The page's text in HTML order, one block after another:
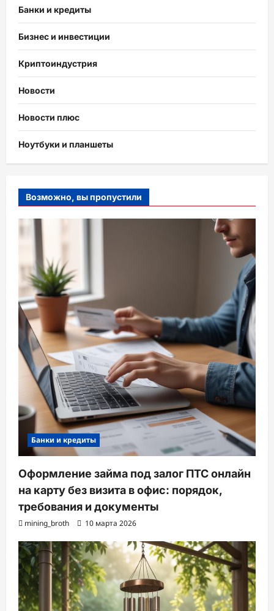
Банки и кредиты
Бизнес и инвестиции
Криптоиндустрия
Новости
Новости плюс
Ноутбуки и планшеты
Возможно, вы пропустили
Банки и кредиты
Оформление займа под залог ПТС онлайн
на карту без визита в офис: порядок,
требования и документы
mining_broth 10 марта 2026